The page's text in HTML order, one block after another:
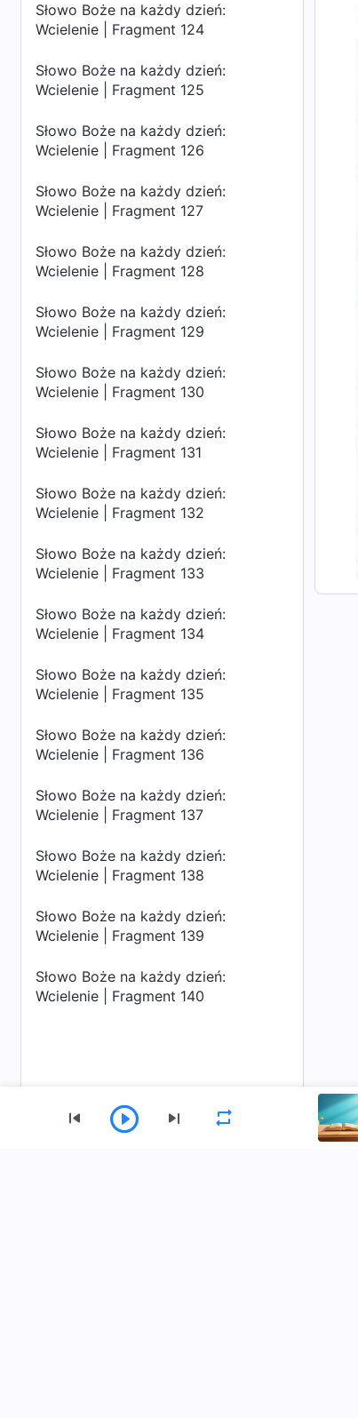
Słowo Boże na każdy dzień:
Wcielenie | Fragment 124
Słowo Boże na każdy dzień:
Wcielenie | Fragment 125
Słowo Boże na każdy dzień:
Wcielenie | Fragment 126
Słowo Boże na każdy dzień:
Wcielenie | Fragment 127
Słowo Boże na każdy dzień:
Wcielenie | Fragment 128
Słowo Boże na każdy dzień:
Wcielenie | Fragment 129
Słowo Boże na każdy dzień:
Wcielenie | Fragment 130
Słowo Boże na każdy dzień:
Wcielenie | Fragment 131
Słowo Boże na każdy dzień:
Wcielenie | Fragment 132
Słowo Boże na każdy dzień:
Wcielenie | Fragment 133
Słowo Boże na każdy dzień:
Wcielenie | Fragment 134
Słowo Boże na każdy dzień:
Wcielenie | Fragment 135
Słowo Boże na każdy dzień:
Wcielenie | Fragment 136
Słowo Boże na każdy dzień:
Wcielenie | Fragment 137
Słowo Boże na każdy dzień:
Wcielenie | Fragment 138
Słowo Boże na każdy dzień:
Wcielenie | Fragment 139
Słowo Boże na każdy dzień:
Wcielenie | Fragment 140